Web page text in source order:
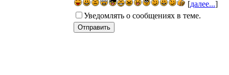
[далее...]
Уведомлять о сообщениях в теме.